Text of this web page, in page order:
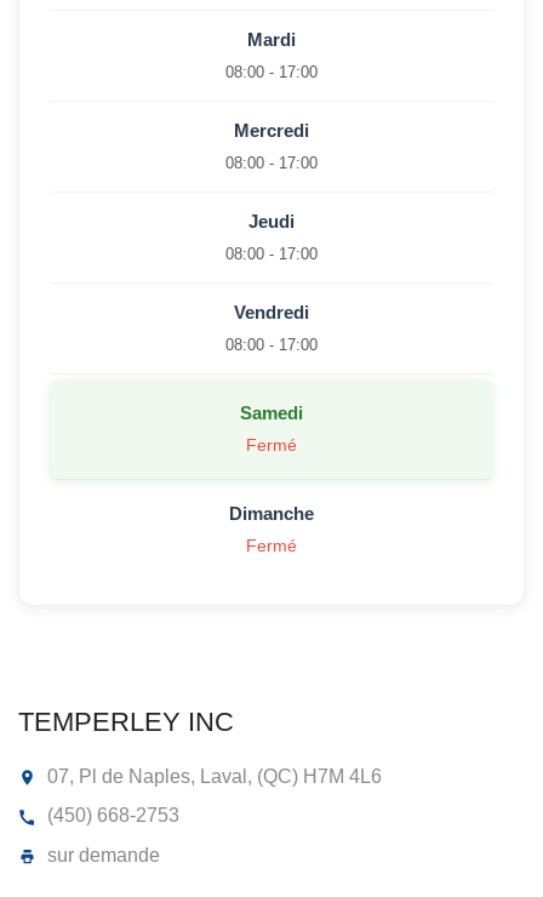
Mardi
08:00 - 17:00
Mercredi
08:00 - 17:00
Jeudi
08:00 - 17:00
Vendredi
08:00 - 17:00
Samedi
Fermé
Dimanche
Fermé